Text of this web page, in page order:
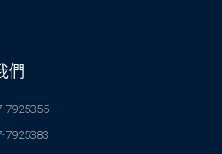
們
7925355
7925383